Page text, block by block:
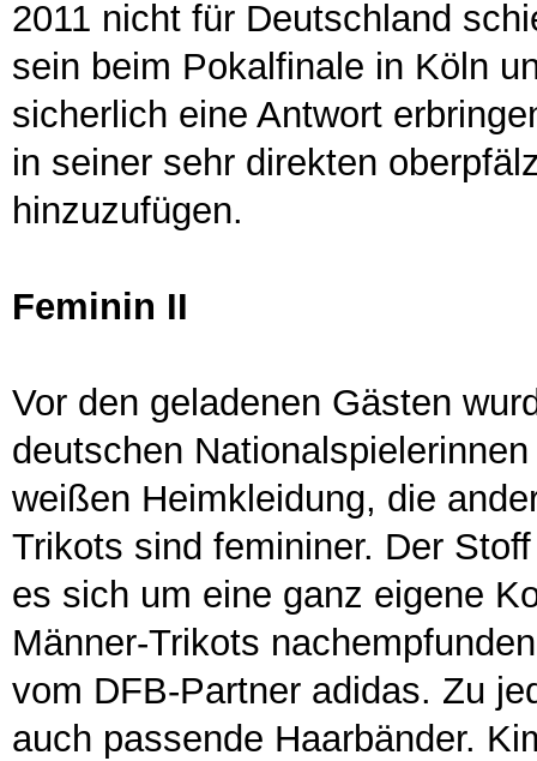
2011 nicht für Deutschland
sein beim Pokalfinale in Köln
sicherlich eine Antwort
in seiner sehr direkten
hinzuzufügen.
Feminin II
Vor den geladenen Gästen
deutschen
weißen Heimkleidung, die
Trikots sind femininer. Der
es sich um eine ganz eigene
Männer-Trikots
vom DFB-Partner adidas. Zu
auch passende Haarbänder.